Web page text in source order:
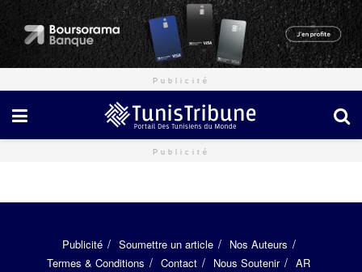
Publicité
Publicité
Publicité Soumettre un article
Nos Auteurs
Termes & Conditions
Contact Nous Soutenir AR